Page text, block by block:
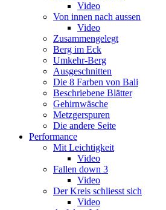
Video
Von innen nach aussen
Video
Zusammengelegt
Berg im Eck
Umkehr-Berg
Ausgeschnitten
Die 8 Farben von Bali
Beschriebene Blätter
Gehirnwäsche
Metzgerspuren
Die andere Seite
Performance
Mit Leichtigkeit
Video
Fallen down 3
Video
Der Kreis schliesst sich
Video